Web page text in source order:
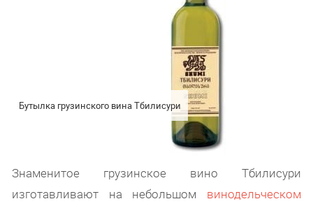
Бутылка грузинского вина Тбилисури
Знаменитое грузинское вино Тбилисури
изготавливают на небольшом винодельческом